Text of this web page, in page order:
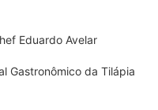
Eduardo Avelar
Gastronômico da Tilápia